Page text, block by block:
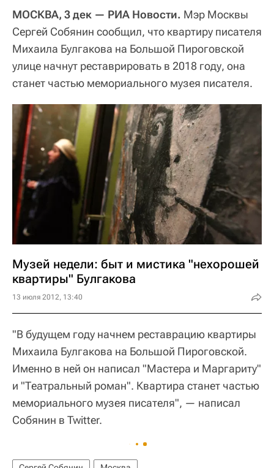
МОСКВА, 3 дек — РИА Новости. Мэр Москвы
Сергей Собянин сообщил, что квартиру писателя
Михаила Булгакова на Большой Пироговской
улице начнут реставрировать в 2018 году, она
станет частью мемориального музея писателя.
Музей недели: быт и мистика "нехорошей
квартиры" Булгакова
13 июля 2012, 13:40
"В будущем году начнем реставрацию квартиры
Михаила Булгакова на Большой Пироговской.
Именно в ней он написал "Мастера и Маргариту"
и "Театральный роман". Квартира станет частью
мемориального музея писателя", — написал
Собянин в Twitter.